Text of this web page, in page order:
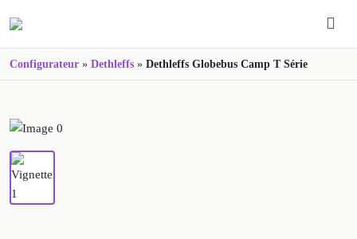
Configurateur » Dethleffs » Dethleffs Globebus Camp T Série